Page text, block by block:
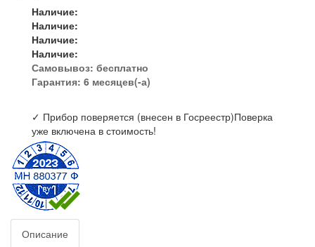
Наличие:
Наличие:
Наличие:
Наличие:
Самовывоз: бесплатно
Гарантия: 6 месяцев(-а)
✓ Прибор поверяется (внесен в Госреестр)Поверка
уже включена в стоимость!
Описание